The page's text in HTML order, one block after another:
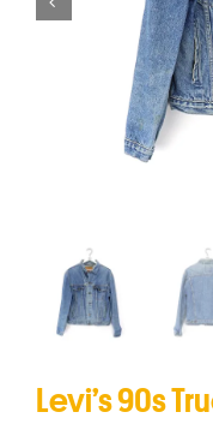
Levi’s 90s